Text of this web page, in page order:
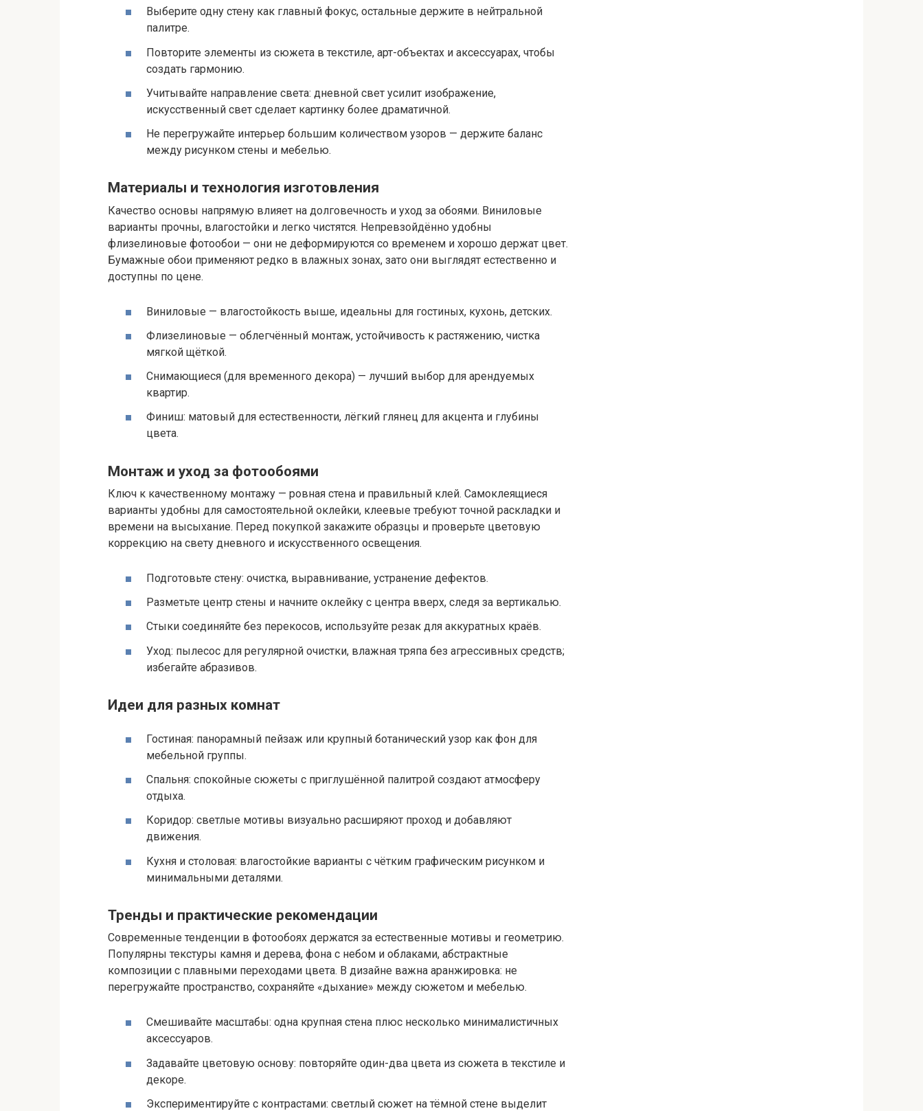
Выберите одну стену как главный фокус, остальные держите в нейтральной
палитре.
Повторите элементы из сюжета в текстиле, арт-объектах и аксессуарах, чтобы
создать гармонию.
Учитывайте направление света: дневной свет усилит изображение,
искусственный свет сделает картинку более драматичной.
Не перегружайте интерьер большим количеством узоров — держите баланс
между рисунком стены и мебелью.
Материалы и технология изготовления
Качество основы напрямую влияет на долговечность и уход за обоями. Виниловые
варианты прочны, влагостойки и легко чистятся. Непревзойдённо удобны
флизелиновые фотообои — они не деформируются со временем и хорошо держат цвет.
Бумажные обои применяют редко в влажных зонах, зато они выглядят естественно и
доступны по цене.
Виниловые — влагостойкость выше, идеальны для гостиных, кухонь, детских.
Флизелиновые — облегчённый монтаж, устойчивость к растяжению, чистка
мягкой щёткой.
Снимающиеся (для временного декора) — лучший выбор для арендуемых
квартир.
Финиш: матовый для естественности, лёгкий глянец для акцента и глубины
цвета.
Монтаж и уход за фотообоями
Ключ к качественному монтажу — ровная стена и правильный клей. Самоклеящиеся
варианты удобны для самостоятельной оклейки, клеевые требуют точной раскладки и
времени на высыхание. Перед покупкой закажите образцы и проверьте цветовую
коррекцию на свету дневного и искусственного освещения.
Подготовьте стену: очистка, выравнивание, устранение дефектов.
Разметьте центр стены и начните оклейку с центра вверх, следя за вертикалью.
Стыки соединяйте без перекосов, используйте резак для аккуратных краёв.
Уход: пылесос для регулярной очистки, влажная тряпа без агрессивных средств;
избегайте абразивов.
Идеи для разных комнат
Гостиная: панорамный пейзаж или крупный ботанический узор как фон для
мебельной группы.
Спальня: спокойные сюжеты с приглушённой палитрой создают атмосферу
отдыха.
Коридор: светлые мотивы визуально расширяют проход и добавляют
движения.
Кухня и столовая: влагостойкие варианты с чётким графическим рисунком и
минимальными деталями.
Тренды и практические рекомендации
Современные тенденции в фотообоях держатся за естественные мотивы и геометрию.
Популярны текстуры камня и дерева, фона с небом и облаками, абстрактные
композиции с плавными переходами цвета. В дизайне важна аранжировка: не
перегружайте пространство, сохраняйте «дыхание» между сюжетом и мебелью.
Смешивайте масштабы: одна крупная стена плюс несколько минималистичных
аксессуаров.
Задавайте цветовую основу: повторяйте один-два цвета из сюжета в текстиле и
декоре.
Экспериментируйте с контрастами: светлый сюжет на тёмной стене выделит